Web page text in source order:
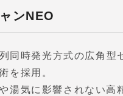
ンNEO
同時発光方式の広角型
を採用。
湯気に影響されない高